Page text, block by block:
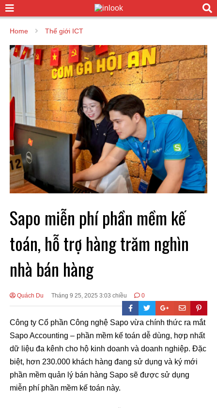
Home Thế giới ICT
Sapo miễn phí phần mềm kế
toán, hỗ trợ hàng trăm nghìn
nhà bán hàng
Quách Du Tháng 9 25, 2025 3:03 chiều 0
Công ty Cổ phần Công nghệ Sapo vừa chính thức ra mắt
Sapo Accounting – phần mềm kế toán dễ dùng, hợp nhất
dữ liệu đa kênh cho hộ kinh doanh và doanh nghiệp. Đặc
biệt, hơn 230.000 khách hàng đang sử dụng và ký mới
phần mềm quản lý bán hàng Sapo sẽ được sử dụng
miễn phí phần mềm kế toán này.